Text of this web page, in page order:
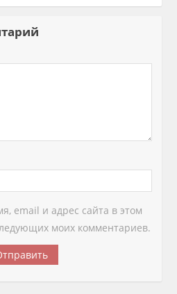
email и адрес сайта в этом
моих комментариев.